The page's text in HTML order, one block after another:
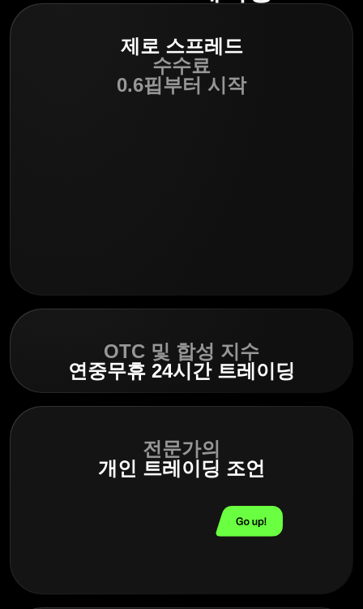
제로 스프레드
수수료
0.6핍부터 시작
OTC 및 합성 지수
연중무휴 24시간 트레이딩
전문가의
개인 트레이딩 조언